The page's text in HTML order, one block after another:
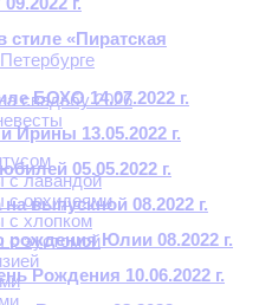
свадьбу 2026
с лавандой
с орхидеями
с хлопком
с эустомой
«Пиратская
БОХО 14.07.2022 г.
Ирины 13.05.2022 г.
05.05.2022 г.
выпускной 08.2022 г.
Юлии 08.2022 г.
Рождения 10.06.2022 г.